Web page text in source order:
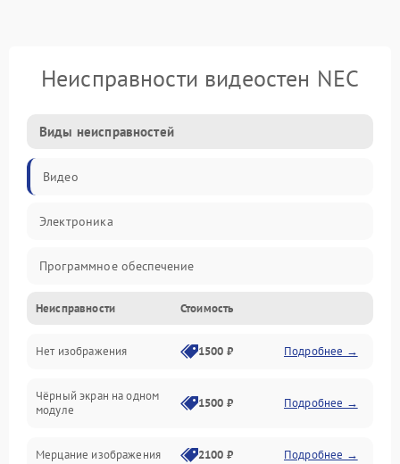
Неисправности видеостен NEC
Виды неисправностей
Видео
Электроника
Программное обеспечение
Калибровка
Электропитание
Аппаратная
Механические повреждения
Неисправности Стоимость
Нет изображения 1500 ₽ Подробнее →
Чёрный экран на одном
модуле
1500 ₽ Подробнее →
Мерцание изображения 2100 ₽ Подробнее →